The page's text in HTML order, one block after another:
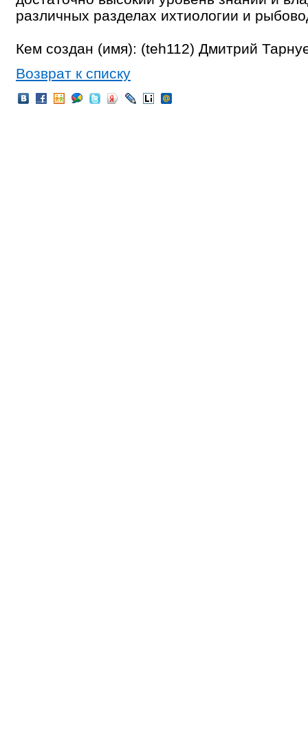
различных разделах ихтиологии и
Кем создан (имя): (teh112) Дмитрий
Возврат к списку